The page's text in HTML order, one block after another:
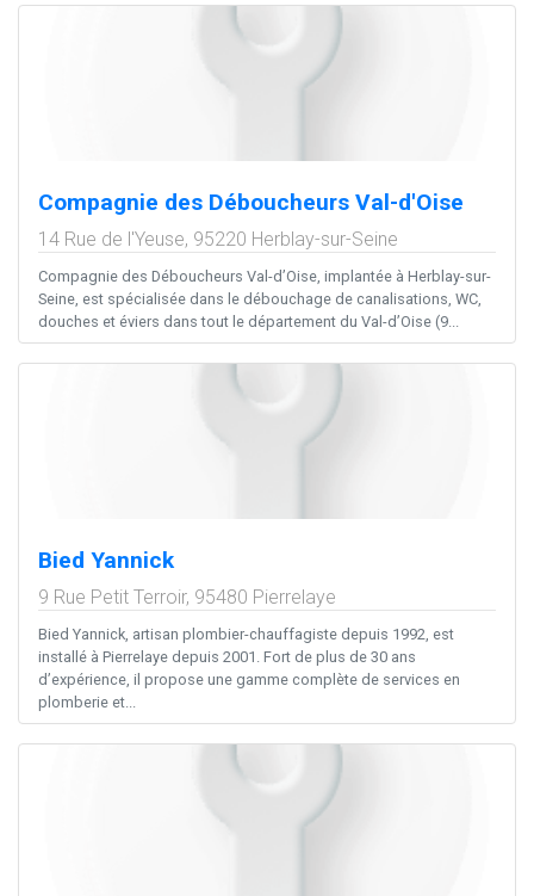
Compagnie des Déboucheurs Val-d'Oise
14 Rue de l'Yeuse, 95220 Herblay-sur-Seine
Compagnie des Déboucheurs Val-d’Oise, implantée à Herblay-sur-
Seine, est spécialisée dans le débouchage de canalisations, WC,
douches et éviers dans tout le département du Val-d’Oise (9...
Bied Yannick
9 Rue Petit Terroir, 95480 Pierrelaye
Bied Yannick, artisan plombier-chauffagiste depuis 1992, est
installé à Pierrelaye depuis 2001. Fort de plus de 30 ans
d’expérience, il propose une gamme complète de services en
plomberie et...